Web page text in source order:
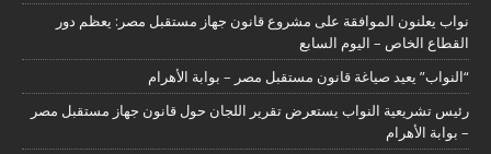
نواب يعلنون الموافقة على مشروع قانون جهاز مستقبل مصر: يعظم دور
القطاع الخاص – اليوم السابع
“النواب” يعيد صياغة قانون مستقبل مصر – بوابة الأهرام
رئيس تشريعية النواب يستعرض تقرير اللجان حول قانون جهاز مستقبل مصر
– بوابة الأهرام